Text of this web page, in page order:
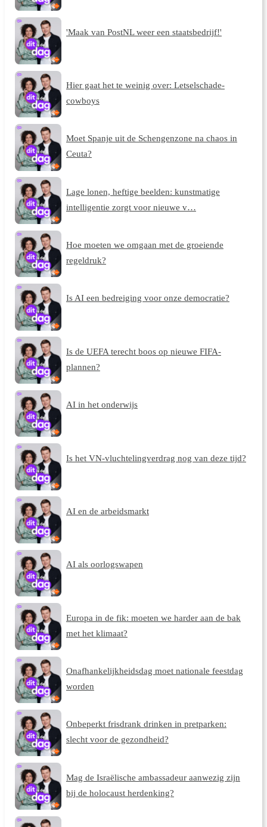
'Maak van PostNL weer een staatsbedrijf!'
Hier gaat het te weinig over: Letselschade-
cowboys
Moet Spanje uit de Schengenzone na chaos in
Ceuta?
Lage lonen, heftige beelden: kunstmatige
intelligentie zorgt voor nieuwe v…
Hoe moeten we omgaan met de groeiende
regeldruk?
Is AI een bedreiging voor onze democratie?
Is de UEFA terecht boos op nieuwe FIFA-
plannen?
AI in het onderwijs
Is het VN-vluchtelingverdrag nog van deze tijd?
AI en de arbeidsmarkt
AI als oorlogswapen
Europa in de fik: moeten we harder aan de bak
met het klimaat?
Onafhankelijkheidsdag moet nationale feestdag
worden
Onbeperkt frisdrank drinken in pretparken:
slecht voor de gezondheid?
Mag de Israëlische ambassadeur aanwezig zijn
bij de holocaust herdenking?